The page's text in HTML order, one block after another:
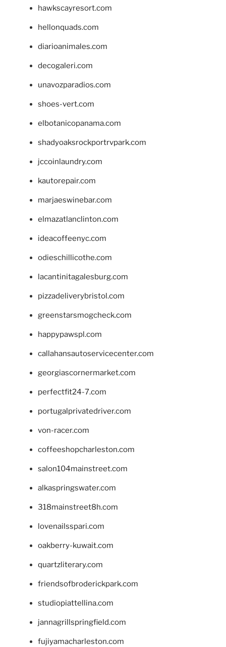
hawkscayresort.com
hellonquads.com
diarioanimales.com
decogaleri.com
unavozparadios.com
shoes-vert.com
elbotanicopanama.com
shadyoaksrockportrvpark.com
jccoinlaundry.com
kautorepair.com
marjaeswinebar.com
elmazatlanclinton.com
ideacoffeenyc.com
odieschillicothe.com
lacantinitagalesburg.com
pizzadeliverybristol.com
greenstarsmogcheck.com
happypawspl.com
callahansautoservicecenter.com
georgiascornermarket.com
perfectfit24-7.com
portugalprivatedriver.com
von-racer.com
coffeeshopcharleston.com
salon104mainstreet.com
alkaspringswater.com
318mainstreet8h.com
lovenailsspari.com
oakberry-kuwait.com
quartzliterary.com
friendsofbroderickpark.com
studiopiattellina.com
jannagrillspringfield.com
fujiyamacharleston.com